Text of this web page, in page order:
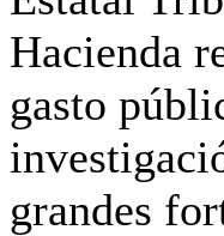
Hacienda
gasto
grandes